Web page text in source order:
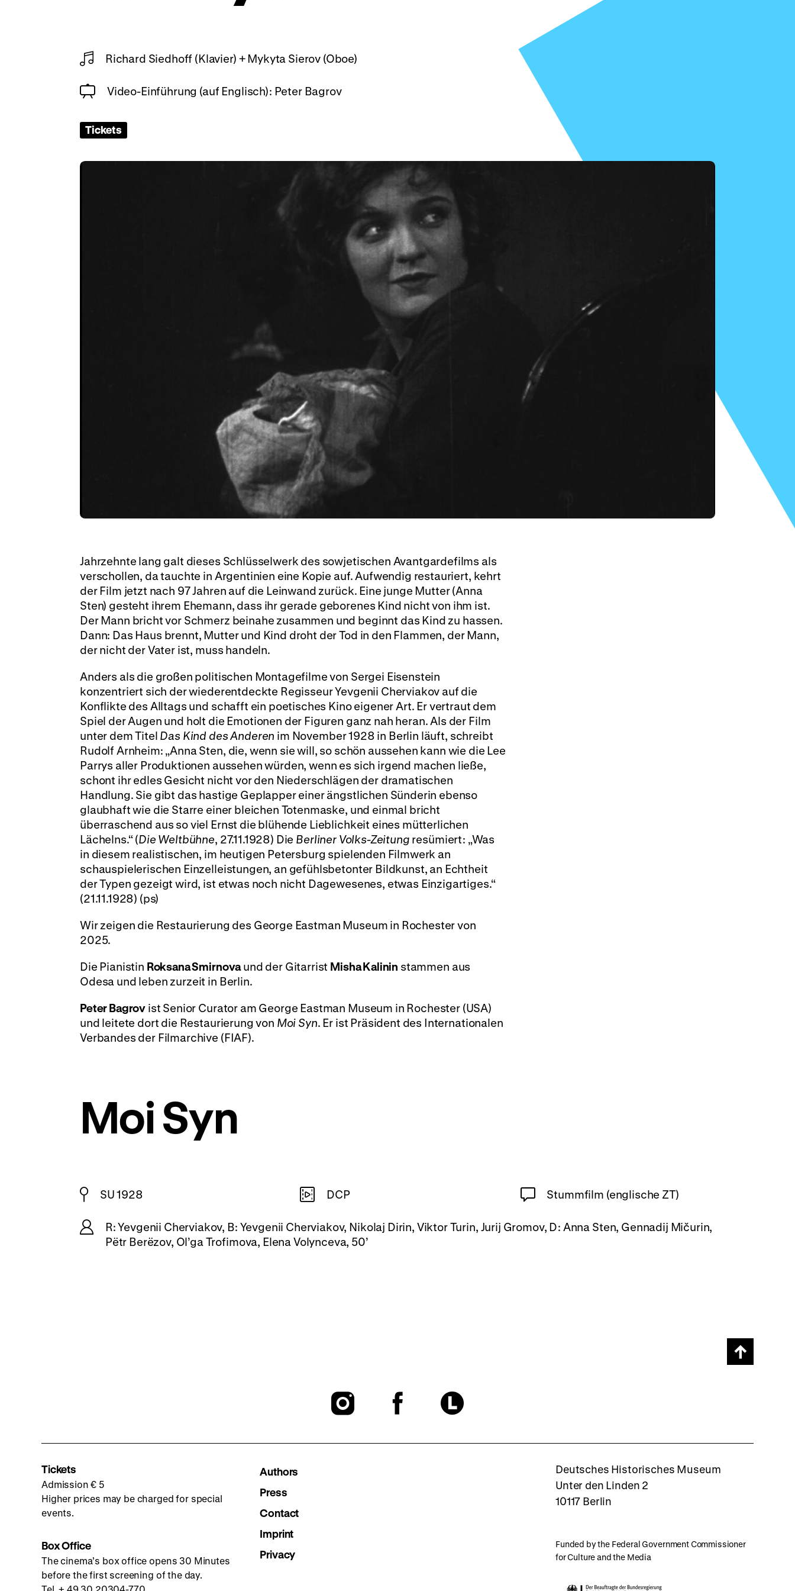
Richard Siedhoff (Klavier) + Mykyta Sierov (Oboe)
Video-Einführung (auf Englisch): Peter Bagrov
Tickets
Jahrzehnte lang galt dieses Schlüsselwerk des sowjetischen Avantgardefilms als
verschollen, da tauchte in Argentinien eine Kopie auf. Aufwendig restauriert, kehrt
der Film jetzt nach 97 Jahren auf die Leinwand zurück. Eine junge Mutter (Anna
Sten) gesteht ihrem Ehemann, dass ihr gerade geborenes Kind nicht von ihm ist.
Der Mann bricht vor Schmerz beinahe zusammen und beginnt das Kind zu hassen.
Dann: Das Haus brennt, Mutter und Kind droht der Tod in den Flammen, der Mann,
der nicht der Vater ist, muss handeln.
Anders als die großen politischen Montagefilme von Sergei Eisenstein
konzentriert sich der wiederentdeckte Regisseur Yevgenii Cherviakov auf die
Konflikte des Alltags und schafft ein poetisches Kino eigener Art. Er vertraut dem
Spiel der Augen und holt die Emotionen der Figuren ganz nah heran. Als der Film
unter dem Titel Das Kind des Anderen im November 1928 in Berlin läuft, schreibt
Rudolf Arnheim: „Anna Sten, die, wenn sie will, so schön aussehen kann wie die Lee
Parrys aller Produktionen aussehen würden, wenn es sich irgend machen ließe,
schont ihr edles Gesicht nicht vor den Niederschlägen der dramatischen
Handlung. Sie gibt das hastige Geplapper einer ängstlichen Sünderin ebenso
glaubhaft wie die Starre einer bleichen Totenmaske, und einmal bricht
überraschend aus so viel Ernst die blühende Lieblichkeit eines mütterlichen
Lächelns.“ (Die Weltbühne, 27.11.1928) Die Berliner Volks-Zeitung resümiert: „Was
in diesem realistischen, im heutigen Petersburg spielenden Filmwerk an
schauspielerischen Einzelleistungen, an gefühlsbetonter Bildkunst, an Echtheit
der Typen gezeigt wird, ist etwas noch nicht Dagewesenes, etwas Einzigartiges.“
(21.11.1928) (ps)
Wir zeigen die Restaurierung des George Eastman Museum in Rochester von
2025.
Die Pianistin Roksana Smirnovaund der Gitarrist Misha Kalinin stammen aus
Odesa und leben zurzeit in Berlin.
Peter Bagrov ist Senior Curator am George Eastman Museum in Rochester (USA)
und leitete dort die Restaurierung von Moi Syn. Er ist Präsident des Internationalen
Verbandes der Filmarchive (FIAF).
Moi Syn
SU 1928 DCP Stummfilm (englische ZT)
R: Yevgenii Cherviakov, B: Yevgenii Cherviakov, Nikolaj Dirin, Viktor Turin, Jurij Gromov, D: Anna Sten, Gennadij Mičurin,
Pëtr Berëzov, Ol’ga Trofimova, Elena Volynceva, 50’
Scroll
page
To
To
To
Letterboxd
Tickets
Admission € 5
Higher prices may be charged for special
events.
Box Office
The cinema’s box office opens 30 Minutes
before the first screening of the day.
Authors
Press
Contact
Imprint
Privacy
Deutsches Historisches Museum
Unter den Linden 2
10117 Berlin
Funded by the Federal Government Commissioner
for Culture and the Media